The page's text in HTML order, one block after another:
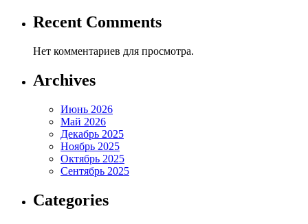
Recent Comments
Нет комментариев для просмотра.
Archives
Июнь 2026
Май 2026
Декабрь 2025
Ноябрь 2025
Октябрь 2025
Сентябрь 2025
Categories